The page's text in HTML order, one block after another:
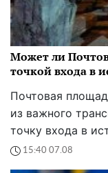
Может ли
точкой входа в
Почтовая
из важного
точку входа в
15:40 07.08